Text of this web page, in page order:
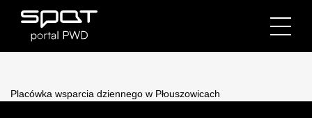
Placówka wsparcia dziennego w Płouszowicach